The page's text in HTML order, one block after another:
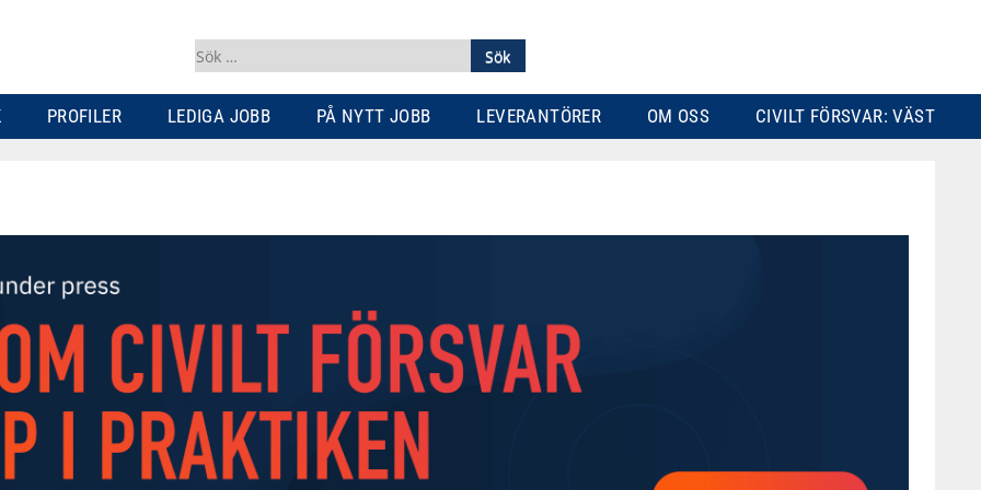
Sök
efter:
PROFILER LEDIGA JOBB PÅ NYTT JOBB LEVERANTÖRER OM OSS CIVILT FÖRSVAR: VÄST